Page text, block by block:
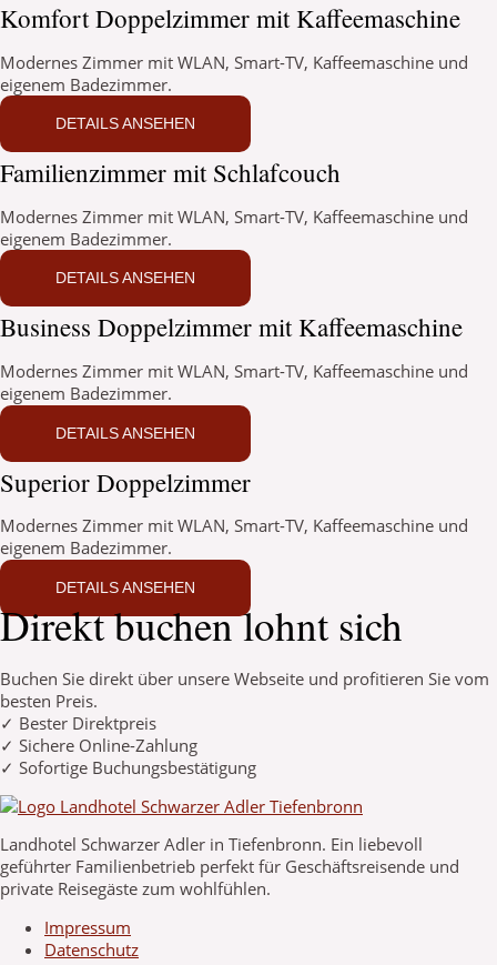
Komfort Doppelzimmer mit Kaffeemaschine
Modernes Zimmer mit WLAN, Smart-TV, Kaffeemaschine und
eigenem Badezimmer.
DETAILS ANSEHEN
Familienzimmer mit Schlafcouch
Modernes Zimmer mit WLAN, Smart-TV, Kaffeemaschine und
eigenem Badezimmer.
DETAILS ANSEHEN
Business Doppelzimmer mit Kaffeemaschine
Modernes Zimmer mit WLAN, Smart-TV, Kaffeemaschine und
eigenem Badezimmer.
DETAILS ANSEHEN
Superior Doppelzimmer
Modernes Zimmer mit WLAN, Smart-TV, Kaffeemaschine und
eigenem Badezimmer.
DETAILS ANSEHEN
Direkt buchen lohnt sich
Buchen Sie direkt über unsere Webseite und profitieren Sie vom
besten Preis.
✓ Bester Direktpreis
✓ Sichere Online-Zahlung
✓ Sofortige Buchungsbestätigung
Landhotel Schwarzer Adler in Tiefenbronn. Ein liebevoll
geführter Familienbetrieb perfekt für Geschäftsreisende und
private Reisegäste zum wohlfühlen.
Impressum
Datenschutz